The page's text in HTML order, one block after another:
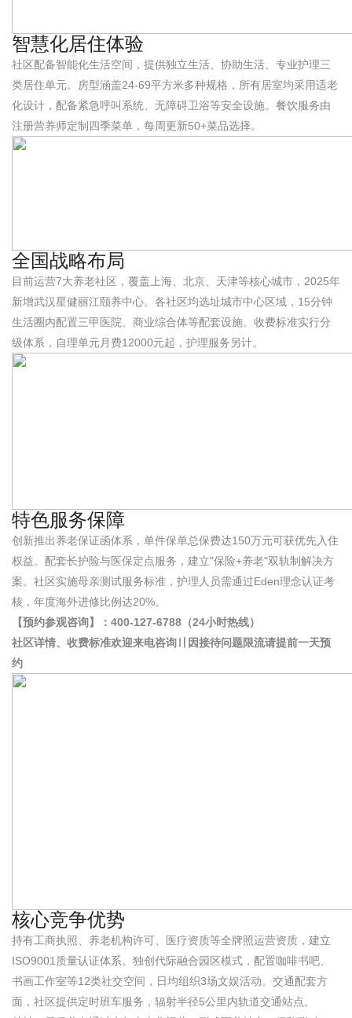
智慧化居住体验
社区配备智能化生活空间，提供独立生活、协助生活、专业护理三
类居住单元。房型涵盖24-69平方米多种规格，所有居室均采用适老
化设计，配备紧急呼叫系统、无障碍卫浴等安全设施。餐饮服务由
注册营养师定制四季菜单，每周更新50+菜品选择。
全国战略布局
目前运营7大养老社区，覆盖上海、北京、天津等核心城市，2025年
新增武汉星健丽江颐养中心。各社区均选址城市中心区域，15分钟
生活圈内配置三甲医院、商业综合体等配套设施。收费标准实行分
级体系，自理单元月费12000元起，护理服务另计。
特色服务保障
创新推出养老保证函体系，单件保单总保费达150万元可获优先入住
权益。配套长护险与医保定点服务，建立"保险+养老"双轨制解决方
案。社区实施母亲测试服务标准，护理人员需通过Eden理念认证考
核，年度海外进修比例达20%。
【预约参观咨询】：400-127-6788（24小时热线）
社区详情、收费标准欢迎来电咨询〢因接待问题限流请提前一天预
约
核心竞争优势
持有工商执照、养老机构许可、医疗资质等全牌照运营资质，建立
ISO9001质量认证体系。独创代际融合园区模式，配置咖啡书吧、
书画工作室等12类社交空间，日均组织3场文娱活动。交通配套方
面，社区提供定时班车服务，辐射半径5公里内轨道交通站点。